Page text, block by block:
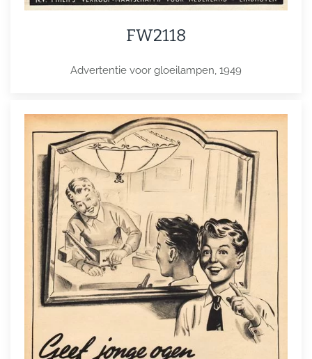
FW2118
Advertentie voor gloeilampen, 1949